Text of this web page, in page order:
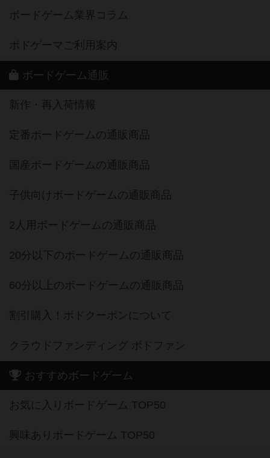
ボードゲーム業界コラム
ボドゲーマご利用案内
ボードゲーム通販
新作・再入荷情報
定番ボードゲームの通販商品
国産ボードゲームの通販商品
子供向けボードゲームの通販商品
2人用ボードゲームの通販商品
20分以下のボードゲームの通販商品
60分以上のボードゲームの通販商品
割引購入！ボドクーポンについて
クラウドファンディング ボドファン
おすすめボードゲーム
お気に入りボードゲーム TOP50
興味ありボードゲーム TOP50